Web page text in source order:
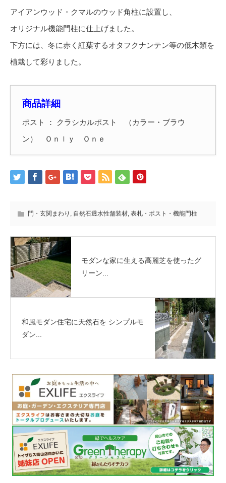
アイアンウッド・クマルのウッド角柱に設置し、
オリジナル機能門柱に仕上げました。
下方には、冬に赤く紅葉するオタフクナンテン等の低木類を
植栽して彩りました。
商品詳細
ポスト ： クラシカルポスト （カラー・ブラウ
ン） Ｏｎｌｙ Ｏｎｅ
門・玄関まわり , 自然石透水性舗装材, 表札・ポスト・機能門柱
モダンな家に生える高麗芝を使ったグ
リーン...
和風モダン住宅に天然石を シンプルモ
ダン...